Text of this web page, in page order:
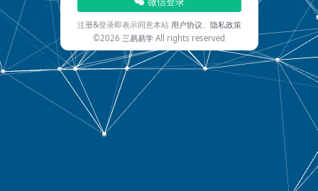
注册&登录即表示同意本站 用户协议
隐私政策
©2026 三易易学 All rights reserved